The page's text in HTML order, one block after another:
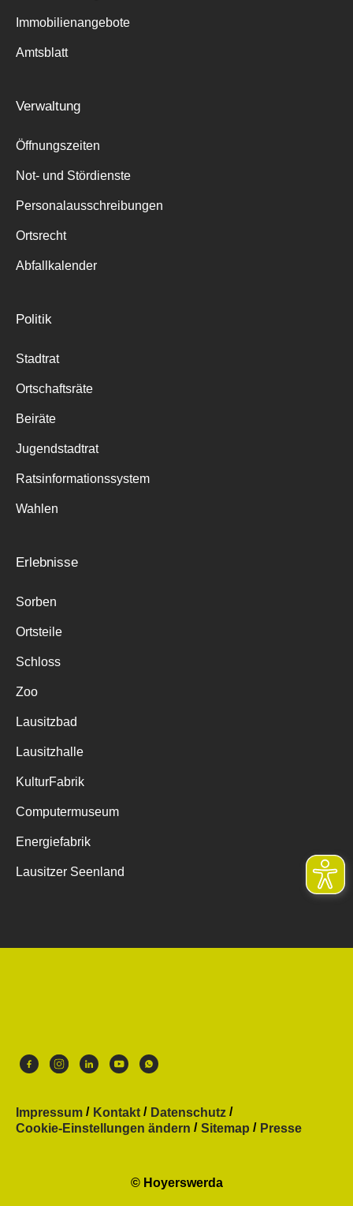
Suche
Immobilienangebote
Amtsblatt
Verwaltung
Öffnungszeiten
Not- und Stördienste
Personalausschreibungen
Ortsrecht
Abfallkalender
Politik
Stadtrat
Ortschaftsräte
Beiräte
Jugendstadtrat
Ratsinformationssystem
Wahlen
Erlebnisse
Sorben
Ortsteile
Schloss
Zoo
Lausitzbad
Lausitzhalle
KulturFabrik
Computermuseum
Energiefabrik
Lausitzer Seenland
Impressum Kontakt
Datenschutz
Cookie-Einstellungen ändern
Sitemap Presse
© Hoyerswerda